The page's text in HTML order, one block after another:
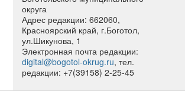
округа
Адрес редакции: 662060,
Красноярский край, г.Боготол,
ул.Шикунова, 1
Электронная почта редакции:
digital@bogotol-okrug.ru, тел.
редакции: +7(39158) 2-25-45